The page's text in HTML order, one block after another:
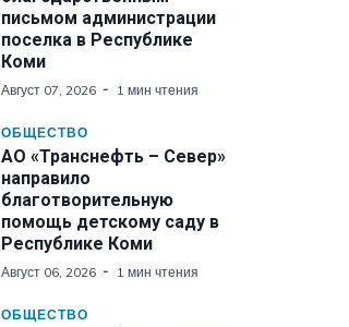
письмом администрации
поселка в Республике
Коми
Август 07, 2026 1 мин чтения
ОБЩЕСТВО
АО «Транснефть – Север»
направило
благотворительную
помощь детскому саду в
Республике Коми
Август 06, 2026 1 мин чтения
ОБЩЕСТВО